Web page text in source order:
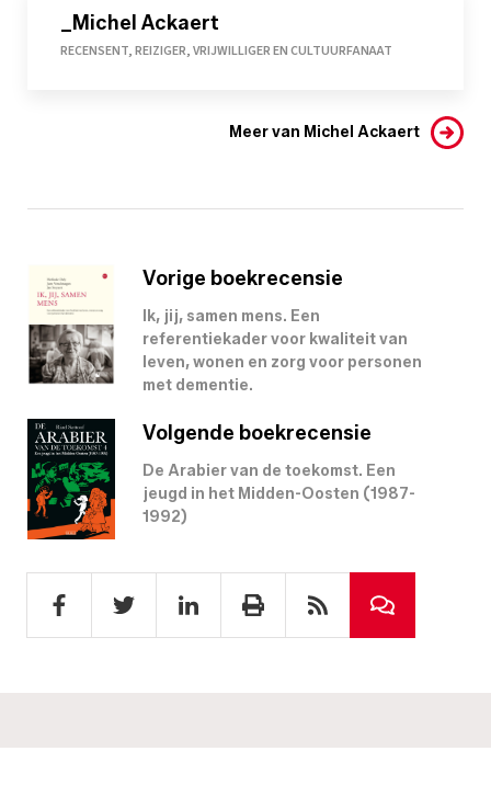
_Michel Ackaert
RECENSENT, REIZIGER, VRIJWILLIGER EN CULTUURFANAAT
Meer van Michel Ackaert
Vorige boekrecensie
Ik, jij, samen mens. Een
referentiekader voor kwaliteit van
leven, wonen en zorg voor personen
met dementie.
Volgende boekrecensie
De Arabier van de toekomst. Een
jeugd in het Midden-Oosten (1987-
1992)